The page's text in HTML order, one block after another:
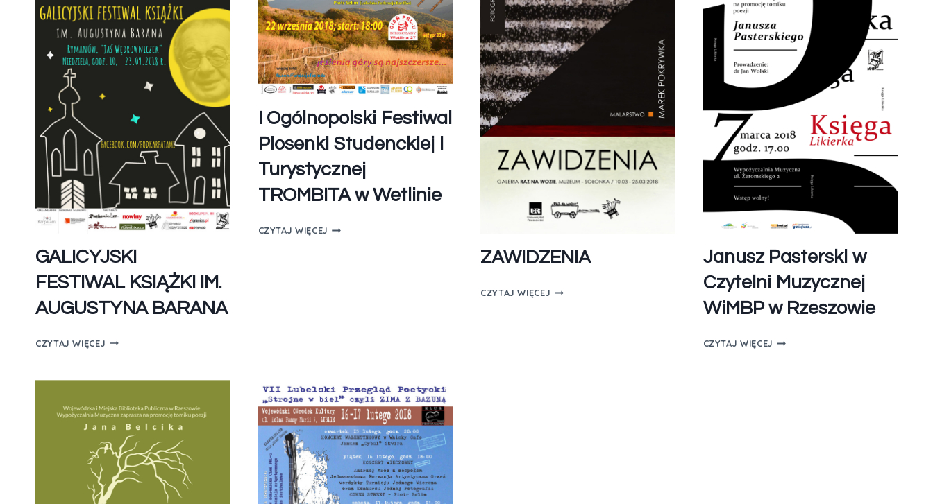
GALICYJSKI
FESTIWAL KSIĄŻKI IM.
AUGUSTYNA BARANA
CZYTAJ WIĘCEJ
I Ogólnopolski Festiwal
Piosenki Studenckiej i
Turystycznej
TROMBITA w Wetlinie
CZYTAJ WIĘCEJ
ZAWIDZENIA
CZYTAJ WIĘCEJ
Janusz Pasterski w
Czytelni Muzycznej
WiMBP w Rzeszowie
CZYTAJ WIĘCEJ